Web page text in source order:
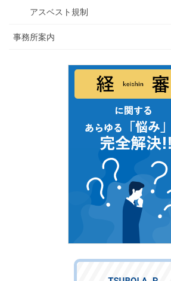
アスベスト規制
事務所案内